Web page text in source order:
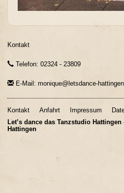
Kontakt
Telefon: 02324 - 23809
E-Mail: monique@letsdance-
Kontakt Anfahrt Impressum
Let’s dance das Tanzstudio
Hattingen